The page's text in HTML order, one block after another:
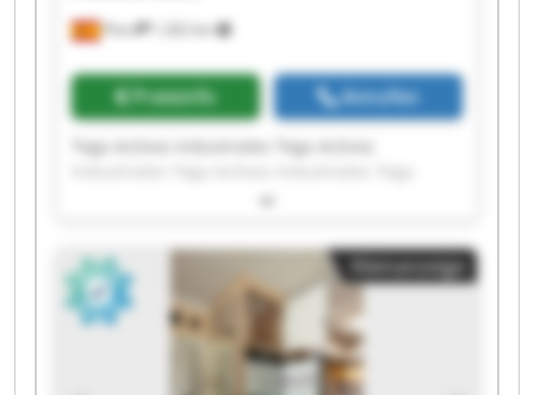
Piera 1.262 km
Preisinfo Anrufen
Tega Activos Industriales Tega Activos
Activos Industriales Tega Activos Industriales
Industriales Tega Activos Industriales Tega
Activos Industriales Tega Activos Industriales
Tega Activos Industriales Tega Activos
Industriales Tega Activos Industriales Tega
Activos Industriales Tega Activos Industriales
Tega Activos Industriales Tega Activos
Kleinanzeige